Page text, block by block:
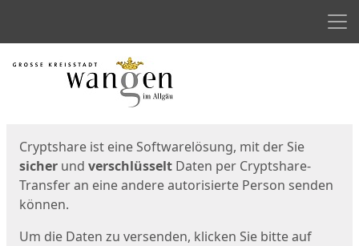
Start
Cryptshare ist eine Softwarelösung, mit der Sie
sicher und verschlüsselt Daten per Cryptshare-
Transfer an eine andere autorisierte Person senden
können.
Um die Daten zu versenden, klicken Sie bitte auf